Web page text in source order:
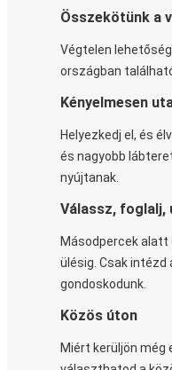
Összekötünk a
Végtelen
országban
Kényelmesen
Helyezkedj el, és
és nagyobb
nyújtanak.
Válassz, foglalj,
Másodpercek
ülésig. Csak intézd
gondoskodunk.
Közös úton
Miért kerüljön még